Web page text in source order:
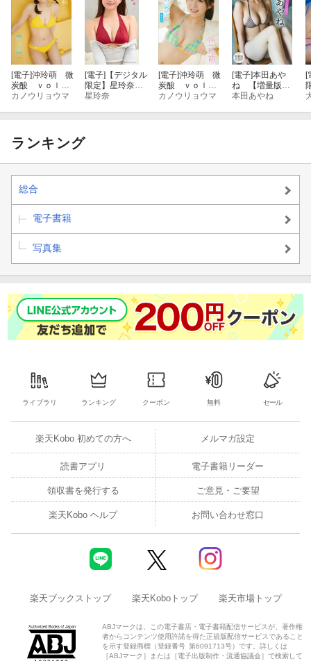
[電子]沖玲萌 微
炭酸 ｖｏｌ．
１ ＦＲＩＤＡ
カノウリョウマ
[電子] 【デジタル
限定】星玲奈写
真集「せれ
星玲奈
[電子]沖玲萌 微
炭酸 ｖｏｌ．
２ 豪華版 Ｆ
カノウリョウマ
[電子]本田あや
ね 【増量版
全５０Ｐ】ヤン
本田あやね
[
ランキング
総合
電子書籍
写真集
ライブラリ ランキング クーポン 無料 セール
楽天Kobo 初めての方へ メルマガ設定
読書アプリ 電子書籍リーダー
領収書を発行する ご意見・ご要望
楽天Kobo ヘルプ お問い合わせ窓口
楽天ブックストップ 楽天Koboトップ 楽天市場トップ
ABJマークは、この電子書店・電子書籍配信サービスが、著作権
者からコンテンツ使用許諾を得た正規版配信サービスであること
を示す登録商標（登録番号 第6091713号）です。詳しくは
［ABJマーク］または［電子出版制作・流通協議会］で検索して